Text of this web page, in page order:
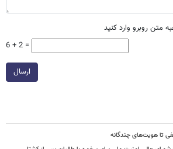
متن روبرو وارد کنید
6 + 2 =
ارسال
تا هویت‌های چندگانه